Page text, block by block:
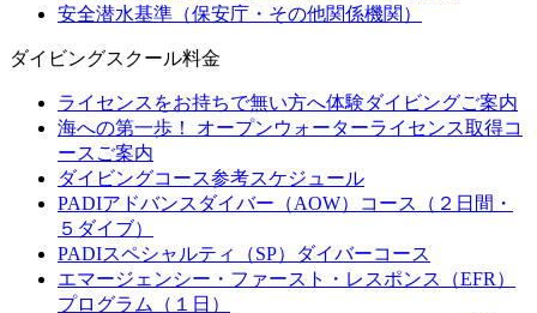
安全潜水基準（保安庁・その他関係機関）
ダイビングスクール料金
ライセンスをお持ちで無い方へ体験ダイビングご案内
海への第一歩！ オープンウォーターライセンス取得コ
ースご案内
ダイビングコース参考スケジュール
PADIアドバンスダイバー（AOW）コース（２日間・
５ダイブ）
PADIスペシャルティ（SP）ダイバーコース
エマージェンシー・ファースト・レスポンス（EFR）
プログラム（１日）